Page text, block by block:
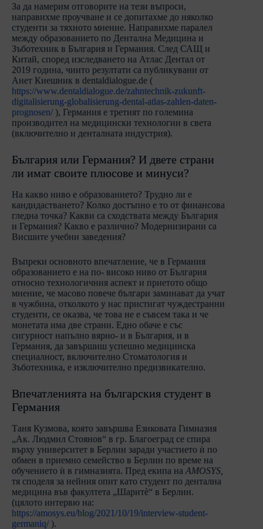
За да намерим отговорите на тези въпроси,
направихме проучване и се допитахме до няколко
студенти за тяхното мнение. Направихме паралел
между образованието по Дентална Медицина и
Зъботехник в България и Германия. След САЩ и
Китай, според изследването на Атлас Дентал от
2019 година, чиито резултати са публикувани от
Анет Киешник в dentaldialogue.de (
https://www.dentaldialogue.de/zahntechnik-zukunft-
digitalisierung-globalisierung-dental-atlas-zahlen-daten-
prognosen/ ), Германия е третият по големина
производител на медицински технологии в света
(включително и денталната индустрия).
България или Германия? И двете страни
ли имат своите плюсове и минуси?
На какво ниво е образованието? Трудно ли е
кандидастването? Колко достъпно е то от финансова
гледна точка? Какви са сходствата между България
и Германия? Какво е различно? Модернизирани са
Висшите учебни заведения?
Въпреки основното впечатление, че в Германия
образованието е на по- високо ниво от България
относно технологичния аспект и приетото общо
мнение, че масово повече българи заминават да учат
в чужбина, отколкото у нас пристигат чуждестранни
студенти, се оказва, че това не е съвсем така и че
монетата има две страни. Едно обаче е със
сигурност напълно вярно- и в България, и в
Германия, да завършиш успешно медицинска
специалност, включително Стоматология и
Зъботехника, е изключително предизвикателно.
Впечатленията на българския студент в
Германия
Таня Кузмова, която завършва Езиковата Гимназия
„Ак. Людмил Стоянов“ в гр. Благоеград се спира
върху университет в Берлин заради участието ѝ по
обмен в приемно семейство в Берлин по време на
обучението ѝ в гимназията. Пред екипа на AMOSYS,
тя споделя за нейния опит като студент по дентална
медицина във факултета „Шаритѐ“ в Берлин.
(цялото интервю на:
https://amosys.eu/blog/2021/10/19/interview-student-
germaniq/ ).